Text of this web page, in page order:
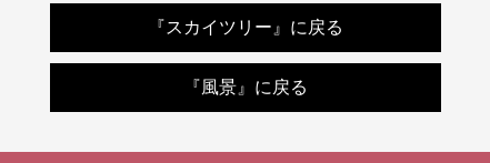
『スカイツリー』に戻る
『風景』に戻る